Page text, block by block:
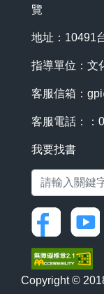
覽
地址：10491
指導單位：文
客服信箱：
客服電話：：
我要找書
Copyright ©